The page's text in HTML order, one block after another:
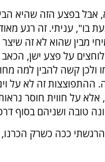
אבל בפצע הזה שהיא
בו", עניתי. זה רגע
מבין שהוא לא זה
על פצע ישן, הכאב
ולכן קשה להבין למה
ההתפוצצות זה לא על
אלא על חווית חוסר
טובה ושניהם בסוף
ככה כשרק